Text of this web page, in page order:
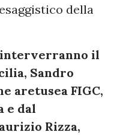
della
interverranno il
Sandro
aretusea FIGC,
e dal
Rizza,